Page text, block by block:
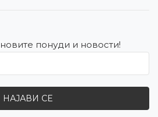
понуди и новости!
НАЈАВИ СЕ